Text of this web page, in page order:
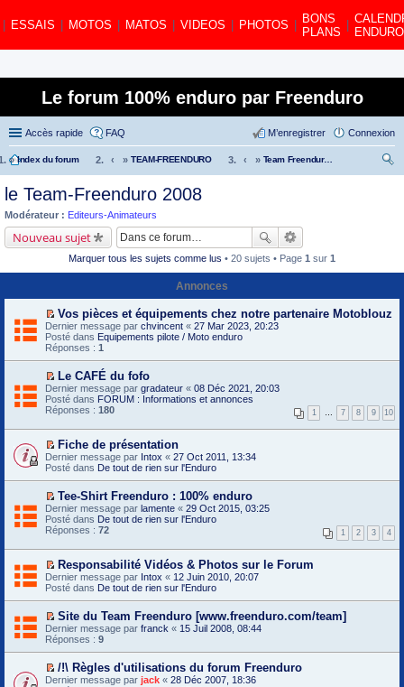
ESSAIS MOTOS MATOS VIDEOS PHOTOS
BONS
PLANS
ENDURO
Le forum 100% enduro par Freenduro
Accès rapide FAQ Connexion
M’enregistrer
»Index du forum » TEAM-FREENDURO » Team Freenduro 2011
le Team-Freenduro 2008
Modérateur : Editeurs-Animateurs
Nouveau sujet
Marquer tous les sujets comme lus • 20 sujets • Page 1 sur 1
Annonces
V
o
i
r
e
p
r
e
i
e
r
m
e
s
a
g
e
o
n
u
Vos pièces et équipements chez notre partenaire Motoblouz
Dernier message par chvincent « 27 Mar 2023, 20:23
Posté dans Equipements pilote / Moto enduro
Réponses : 1
V
o
i
r
l
e
p
r
e
m
e
r
m
e
s
s
a
g
e
n
o
n
l
u
Le CAFÉ du fofo
Dernier message par gradateur « 08 Déc 2021, 20:03
Posté dans FORUM : Informations et annonces
Réponses : 180 1 7 8 9 10
V
o
e
p
r
m
e
r
m
s
s
a
n
o
Fiche de présentation
Dernier message par Intox « 27 Oct 2011, 13:34
Posté dans De tout de rien sur l'Enduro
V
o
i
r
l
e
p
r
e
m
e
r
m
s
s
Tee-Shirt Freenduro : 100% enduro
Dernier message par lamente « 29 Oct 2015, 03:25
Posté dans De tout de rien sur l'Enduro
Réponses : 72 1 2 3 4
V
o
e
p
r
e
m
i
Responsabilité Vidéos & Photos sur le Forum
Dernier message par Intox « 12 Juin 2010, 20:07
Posté dans De tout de rien sur l'Enduro
V
o
e
Site du Team Freenduro [www.freenduro.com/team]
Dernier message par franck « 15 Juil 2008, 08:44
Réponses : 9
V
/!\ Règles d'utilisations du forum Freenduro
Dernier message par jack « 28 Déc 2007, 18:36